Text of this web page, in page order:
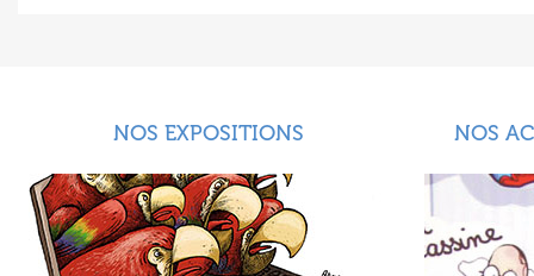
NOS EXPOSITIONS NOS